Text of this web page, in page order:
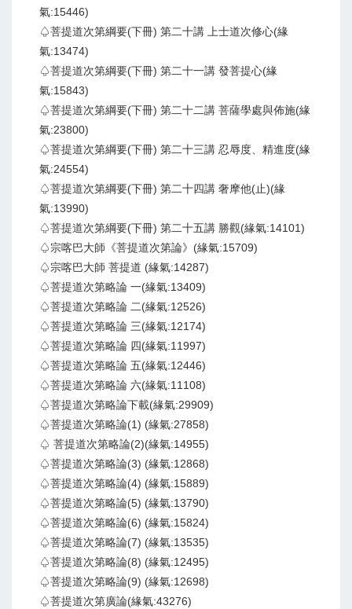
氣:15446)
♤菩提道次第綱要(下冊) 第二十講 上士道次修心(緣
氣:13474)
♤菩提道次第綱要(下冊) 第二十一講 發菩提心(緣
氣:15843)
♤菩提道次第綱要(下冊) 第二十二講 菩薩學處與佈施(緣
氣:23800)
♤菩提道次第綱要(下冊) 第二十三講 忍辱度、精進度(緣
氣:24554)
♤菩提道次第綱要(下冊) 第二十四講 奢摩他(止)(緣
氣:13990)
♤菩提道次第綱要(下冊) 第二十五講 勝觀(緣氣:14101)
♤宗喀巴大師《菩提道次第論》(緣氣:15709)
♤宗喀巴大師 菩提道 (緣氣:14287)
♤菩提道次第略論 一(緣氣:13409)
♤菩提道次第略論 二(緣氣:12526)
♤菩提道次第略論 三(緣氣:12174)
♤菩提道次第略論 四(緣氣:11997)
♤菩提道次第略論 五(緣氣:12446)
♤菩提道次第略論 六(緣氣:11108)
♤菩提道次第略論下載(緣氣:29909)
♤菩提道次第略論(1) (緣氣:27858)
♤ 菩提道次第略論(2)(緣氣:14955)
♤菩提道次第略論(3) (緣氣:12868)
♤菩提道次第略論(4) (緣氣:15889)
♤菩提道次第略論(5) (緣氣:13790)
♤菩提道次第略論(6) (緣氣:15824)
♤菩提道次第略論(7) (緣氣:13535)
♤菩提道次第略論(8) (緣氣:12495)
♤菩提道次第略論(9) (緣氣:12698)
♤菩提道次第廣論(緣氣:43276)